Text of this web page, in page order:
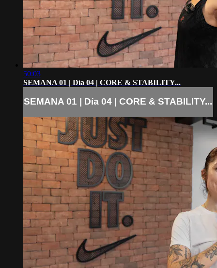
50:03
SEMANA 01 | Día 04 | CORE & STABILITY...
SEMANA 01 | Día 04 | CORE & STABILITY...